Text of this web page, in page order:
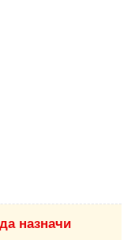
назначи